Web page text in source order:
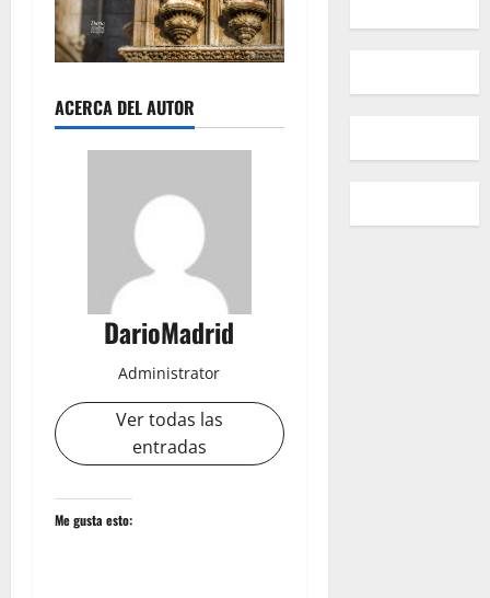
ACERCA DEL AUTOR
DarioMadrid
Administrator
Ver todas las
entradas
Me gusta esto: